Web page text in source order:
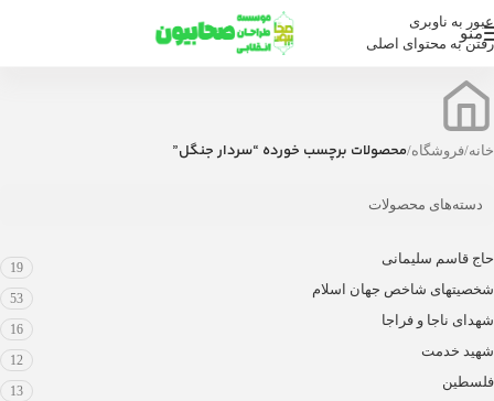
عبور به ناوبری
رفتن به محتوای اصلی
منو
خانه/فروشگاه/محصولات برچسب خورده “سردار جنگل”
دسته‌های محصولات
حاج قاسم سلیمانی
19
شخصیتهای شاخص جهان اسلام
53
شهدای ناجا و فراجا
16
شهید خدمت
12
فلسطین
13